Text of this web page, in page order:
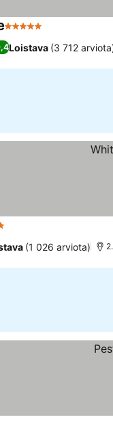
5 Tähtiluokitus
Loistava (3 712
(1 026 arviota)